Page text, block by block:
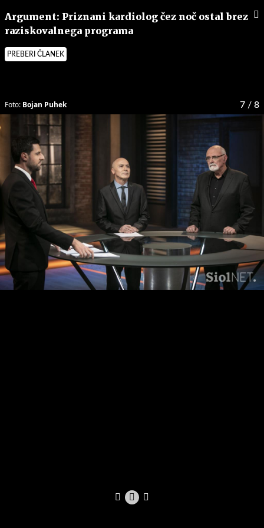
Argument: Priznani kardiolog čez noč ostal brez
raziskovalnega programa
PREBERI ČLANEK
7 / 8
Foto: Bojan Puhek